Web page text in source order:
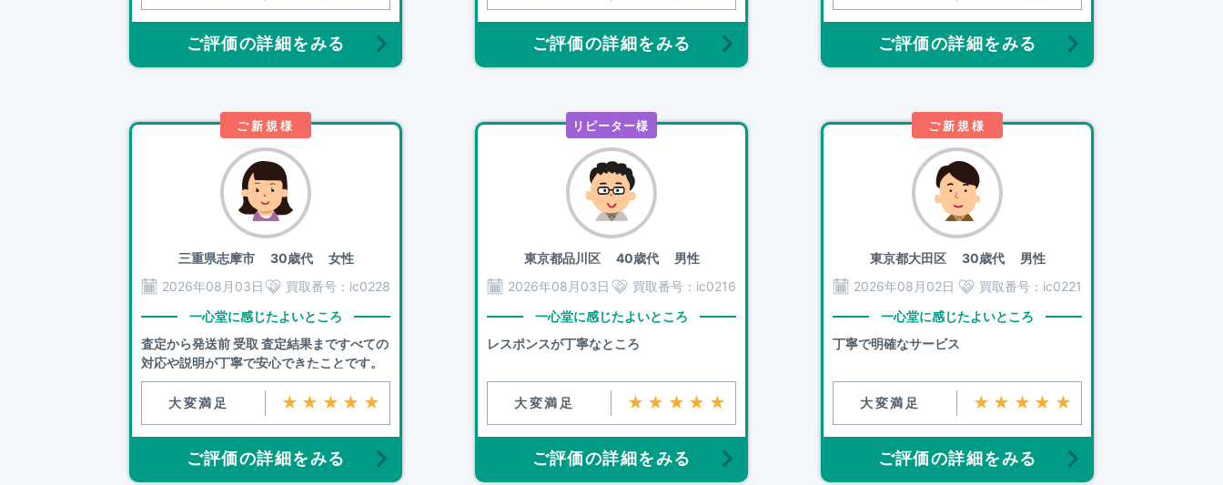
ご評価の詳細をみる ご評価の詳細をみる ご評価の詳細をみる
ご新規様
三重県志摩市30歳代 女性
2026年08月03日
買取番号： ic0228
一心堂に感じたよいところ
査定から発送前 受取 査定結果まですべての
対応や説明が丁寧で安心できたことです。
大変満足 ★★★★★
ご評価の詳細をみる
リピーター様
東京都品川区40歳代 男性
2026年08月03日
買取番号： ic0216
一心堂に感じたよいところ
レスポンスが丁寧なところ
大変満足 ★★★★★
ご評価の詳細をみる
ご新規様
東京都大田区30歳代 男性
2026年08月02日
買取番号： ic0221
一心堂に感じたよいところ
丁寧で明確なサービス
大変満足 ★★★★★
ご評価の詳細をみる